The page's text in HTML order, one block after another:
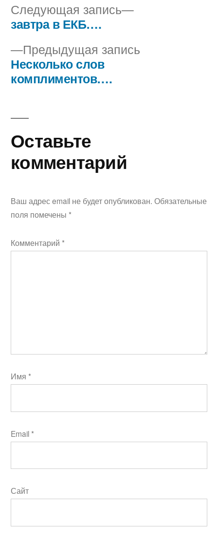
Навигация
по
записям
Предыдущая запись
Несколько слов
комплиментов….
Следующая запись
Следующая
завтра в ЕКБ….
Оставьте
комментарий
Ваш адрес email не будет опубликован. Обязательные
поля помечены *
Комментарий *
Имя *
Email *
Сайт